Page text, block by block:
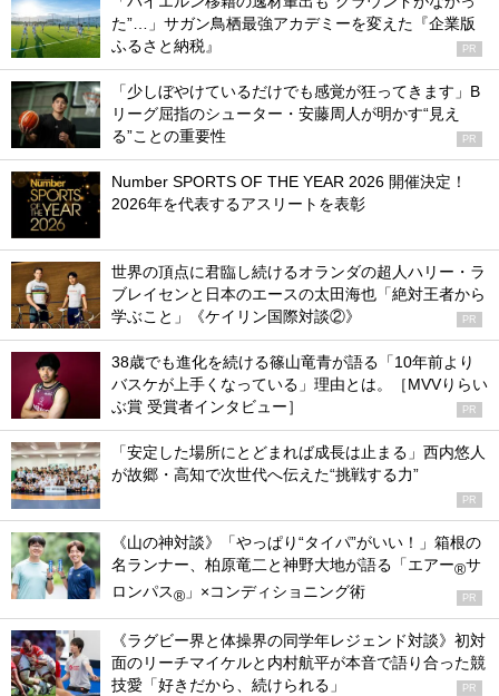
た”…」サガン鳥栖最強アカデミーを変えた『企業版
ふるさと納税』
PR
「少しぼやけているだけでも感覚が狂ってきます」B
リーグ屈指のシューター・安藤周人が明かす“見え
る”ことの重要性
PR
Number SPORTS OF THE YEAR 2026 開催決定！
2026年を代表するアスリートを表彰
世界の頂点に君臨し続けるオランダの超人ハリー・ラ
ブレイセンと日本のエースの太田海也「絶対王者から
学ぶこと」《ケイリン国際対談②》
PR
38歳でも進化を続ける篠山竜青が語る「10年前より
バスケが上手くなっている」理由とは。［MVVりらい
ぶ賞 受賞者インタビュー］
PR
「安定した場所にとどまれば成長は止まる」西内悠人
が故郷・高知で次世代へ伝えた“挑戦する力”
PR
《山の神対談》「やっぱり“タイパ”がいい！」箱根の
名ランナー、柏原竜二と神野大地が語る「エアー®サ
ロンパス® 」×コンディショニング術 PR
《ラグビー界と体操界の同学年レジェンド対談》初対
面のリーチマイケルと内村航平が本音で語り合った競
技愛「好きだから、続けられる」
PR